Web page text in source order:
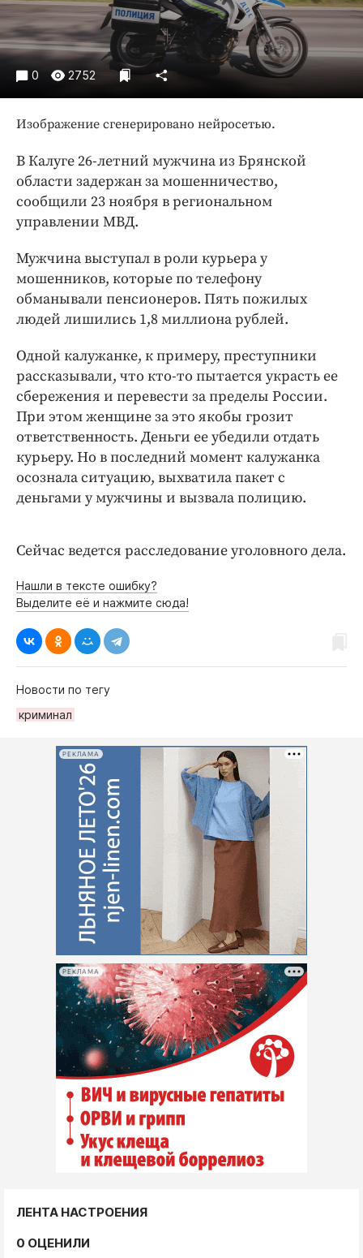
Спорт
Экономика и бизнес
ПРОЕКТЫ
Блоги
Издания
Интересное чтиво
Клиника года
Бренд года
0 2752
Изображение сгенерировано нейросетью.
В Калуге 26-летний мужчина из Брянской
области задержан за мошенничество,
сообщили 23 ноября в региональном
управлении МВД.
Мужчина выступал в роли курьера у
мошенников, которые по телефону
обманывали пенсионеров. Пять пожилых
людей лишились 1,8 миллиона рублей.
Одной калужанке, к примеру, преступники
рассказывали, что кто-то пытается украсть ее
сбережения и перевести за пределы России.
При этом женщине за это якобы грозит
ответственность. Деньги ее убедили отдать
курьеру. Но в последний момент калужанка
осознала ситуацию, выхватила пакет с
деньгами у мужчины и вызвала полицию.
Сейчас ведется расследование уголовного дела.
Нашли в тексте ошибку?
Выделите её и нажмите сюда!
Новости по тегу
криминал
РЕКЛАМА
РЕКЛАМА
ЛЕНТА НАСТРОЕНИЯ
0 ОЦЕНИЛИ